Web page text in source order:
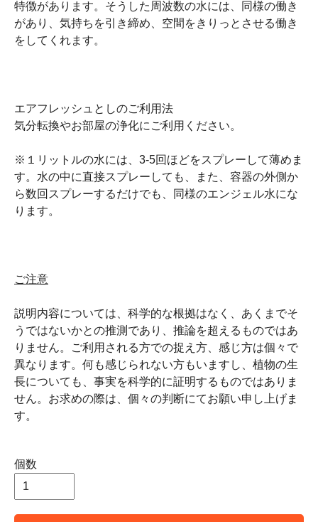
特徴があります。そうした周波数の水には、同様の働き
があり、気持ちを引き締め、空間をきりっとさせる働き
をしてくれます。
エアフレッシュとしのご利用法
気分転換やお部屋の浄化にご利用ください。
※１リットルの水には、3-5回ほどをスプレーして薄めま
す。水の中に直接スプレーしても、また、容器の外側か
ら数回スプレーするだけでも、同様のエンジェル水にな
ります。
ご注意
説明内容については、科学的な根拠はなく、あくまでそ
うではないかとの推測であり、推論を超えるものではあ
りません。ご利用される方での捉え方、感じ方は個々で
異なります。何も感じられない方もいますし、植物の生
長についても、事実を科学的に証明するものではありま
せん。お求めの際は、個々の判断にてお願い申し上げま
す。
個数